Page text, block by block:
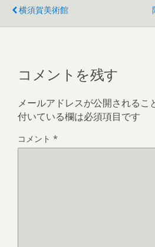
横須賀美術館
コメントを残す
メールアドレスが公開されるこ
付いている欄は必須項目です
コメント *